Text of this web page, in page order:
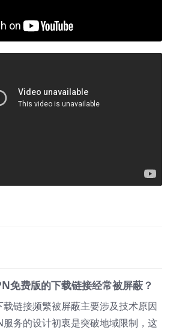
免费版的下载链接经常被屏蔽？
链接频繁被屏蔽主要涉及技术原因
务的设计初衷是突破地域限制，这